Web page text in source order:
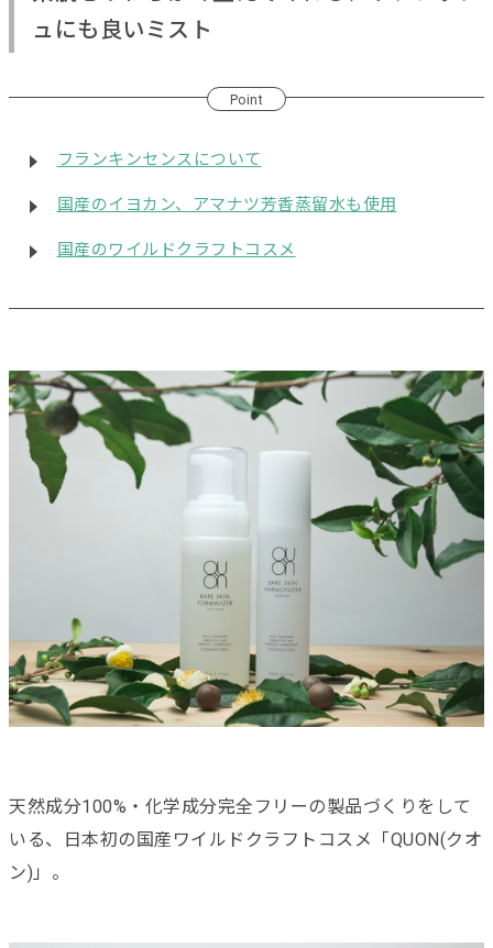
ュにも良いミスト
Point
フランキンセンスについて
国産のイヨカン、アマナツ芳香蒸留水も使用
国産のワイルドクラフトコスメ
天然成分100%・化学成分完全フリーの製品づくりをして
いる、日本初の国産ワイルドクラフトコスメ「QUON(クオ
ン)」。